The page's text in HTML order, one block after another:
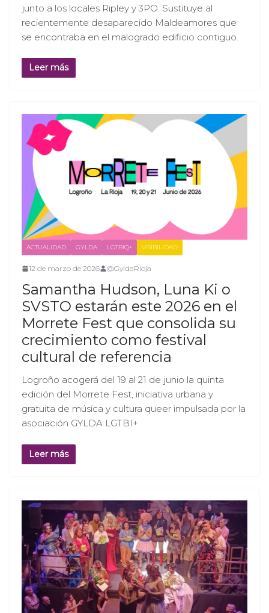
junto a los locales Ripley y 3PO. Sustituye al
recientemente desaparecido Maldeamores que
se encontraba en el malogrado edificio contiguo.
Leer más
ACTUALIDAD GYLDA LGTBIQ+ VISIBILIDAD
12 de marzo de 2026 @GyldaRioja
Samantha Hudson, Luna Ki o
SVSTO estarán este 2026 en el
Morrete Fest que consolida su
crecimiento como festival
cultural de referencia
Logroño acogerá del 19 al 21 de junio la quinta
edición del Morrete Fest, iniciativa urbana y
gratuita de música y cultura queer impulsada por la
asociación GYLDA LGTBI+
Leer más